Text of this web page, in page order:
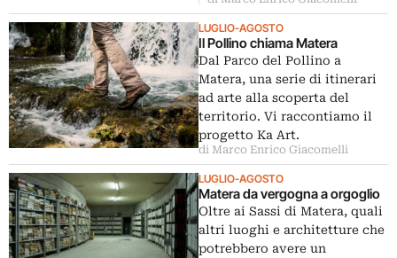
LUGLIO-AGOSTO
Il Pollino chiama Matera
Dal Parco del Pollino a
Matera, una serie di itinerari
ad arte alla scoperta del
territorio. Vi raccontiamo il
progetto Ka Art.
di Marco Enrico Giacomelli
LUGLIO-AGOSTO
Matera da vergogna a orgoglio
Oltre ai Sassi di Matera, quali
altri luoghi e architetture che
potrebbero avere un